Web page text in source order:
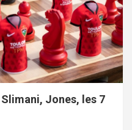
Jones, les 7